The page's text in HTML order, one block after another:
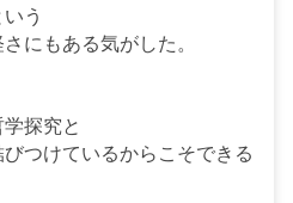
う
にもある気がした。
探究と
つけているからこそできる